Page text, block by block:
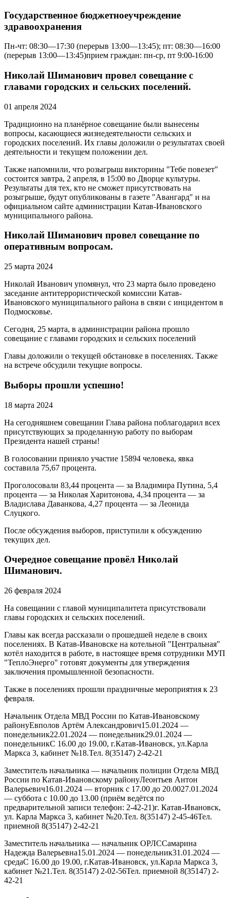
Государственное бюджетноеучреждение
здравоохранения
Пн-чт: 08:30—17:30 (перерыв 13:00—13:45); пт: 08:30—16:00
(перерыв 13:00—13:45)прием граждан: пн-ср, пт 9:00-16:00
Николай Шиманович провел совещание с
главами городских и сельских поселений.
01 апреля 2024
Традиционно на планёрное совещание были вынесены
вопросы, касающиеся жизнедеятельности сельских и
городских поселений. Их главы доложили о результатах своей
деятельности и текущем положении дел.
Также напомнили, что розыгрыш викторины "Тебе повезет"
состоится завтра, 2 апреля, в 15:00 во Дворце культуры.
Результаты для тех, кто не сможет присутствовать на
розыгрыше, будут опубликованы в газете "Авангард" и на
официальном сайте администрации Катав-Ивановского
муниципального района.
Николай Шиманович провел совещание по
оперативным вопросам.
25 марта 2024
Николай Иванович упомянул, что 23 марта было проведено
заседание антитеррористической комиссии Катав-
Ивановского муниципального района в связи с инцидентом в
Подмосковье.
Сегодня, 25 марта, в администрации района прошло
совещание с главами городских и сельских поселений
Главы доложили о текущей обстановке в поселениях. Также
на встрече обсудили текущие вопросы.
Выборы прошли успешно!
18 марта 2024
На сегодняшнем совещании Глава района поблагодарил всех
присутствующих за проделанную работу по выборам
Президента нашей страны!
В голосовании приняло участие 15894 человека, явка
составила 75,67 процента.
Проголосовали 83,44 процента — за Владимира Путина, 5,4
процента — за Николая Харитонова, 4,34 процента — за
Владислава Даванкова, 4,27 процента — за Леонида
Слуцкого.
После обсуждения выборов, приступили к обсуждению
текущих дел.
Очередное совещание провёл Николай
Шиманович.
26 февраля 2024
На совещании с главой муниципалитета присутствовали
главы городских и сельских поселений.
Главы как всегда рассказали о прошедшей неделе в своих
поселениях. В Катав-Ивановске на котельной "Центральная"
котёл находится в работе, в настоящее время сотрудники МУП
"ТеплоЭнерго" готовят документы для утверждения
заключения промышленной безопасности.
Также в поселениях прошли праздничные мероприятия к 23
февраля.
Начальник Отдела МВД России по Катав-Ивановскому
районуЕвполов Артём Александрович15.01.2024 —
понедельник22.01.2024 — понедельник29.01.2024 —
понедельникС 16.00 до 19.00, г.Катав-Ивановск, ул.Карла
Маркса 3, кабинет №18.Тел. 8(35147) 2-42-21
Заместитель начальника — начальник полиции Отдела МВД
России по Катав-Ивановскому районуЛеонтьев Антон
Валерьевич16.01.2024 — вторник с 17.00 до 20.0027.01.2024
— суббота с 10.00 до 13.00 (приём ведётся по
предварительной записи телефон: 2-42-21)г. Катав-Ивановск,
ул. Карла Маркса 3, кабинет №20.Тел. 8(35147) 2-45-46Тел.
приемной 8(35147) 2-42-21
Заместитель начальника — начальник ОРЛССамарина
Надежда Валерьевна15.01.2024 — понедельник31.01.2024 —
средаС 16.00 до 19.00, г.Катав-Ивановск, ул.Карла Маркса 3,
кабинет №21.Тел. 8(35147) 2-02-56Тел. приемной 8(35147) 2-
42-21